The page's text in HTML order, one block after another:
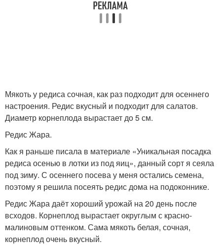
Мякоть у редиса сочная, как раз подходит для осеннего
настроения. Редис вкусный и подходит для салатов.
Диаметр корнеплода вырастает до 5 см.
Редис Жара.
Как я раньше писала в материале «Уникальная посадка
редиса осенью в лотки из под яиц», данный сорт я сеяла
под зиму. С осеннего посева у меня остались семена,
поэтому я решила посеять редис дома на подоконнике.
Редис Жара даёт хороший урожай на 20 день после
всходов. Корнеплод вырастает округлым с красно-
малиновым оттенком. Сама мякоть белая, сочная,
корнеплод очень вкусный.